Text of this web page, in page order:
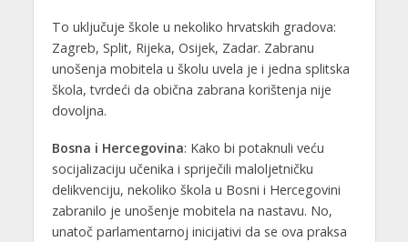
To uključuje škole u nekoliko hrvatskih gradova:
Zagreb, Split, Rijeka, Osijek, Zadar. Zabranu
unošenja mobitela u školu uvela je i jedna splitska
škola, tvrdeći da obična zabrana korištenja nije
dovoljna.
Bosna i Hercegovina: Kako bi potaknuli veću
socijalizaciju učenika i spriječili maloljetničku
delikvenciju, nekoliko škola u Bosni i Hercegovini
zabranilo je unošenje mobitela na nastavu. No,
unatoč parlamentarnoj inicijativi da se ova praksa